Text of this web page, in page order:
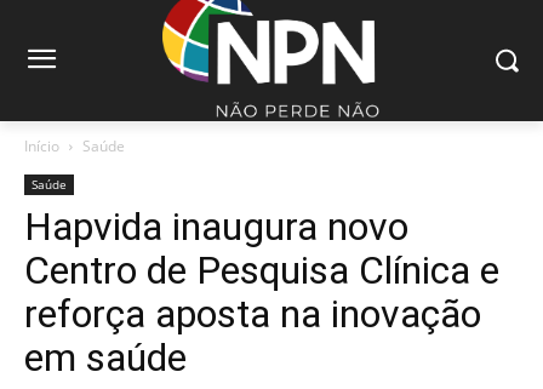
Início Saúde
Saúde
Hapvida inaugura novo
Centro de Pesquisa Clínica e
reforça aposta na inovação
em saúde